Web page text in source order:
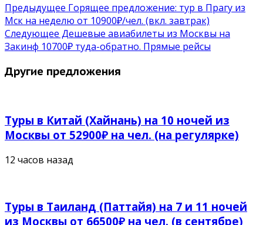
Предыдущее Горящее предложение: тур в Прагу из
Мск на неделю от 10900₽/чел. (вкл. завтрак)
Следующее Дешевые авиабилеты из Москвы на
Закинф 10700₽ туда-обратно. Прямые рейсы
Другие предложения
Туры в Китай (Хайнань) на 10 ночей из
Москвы от 52900₽ на чел. (на регулярке)
12 часов назад
Туры в Таиланд (Паттайя) на 7 и 11 ночей
из Москвы от 66500₽ на чел. (в сентябре)